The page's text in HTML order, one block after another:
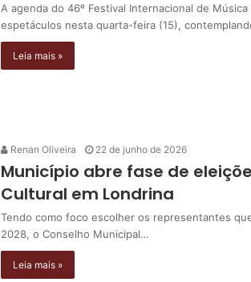
A agenda do 46º Festival Internacional de
espetáculos nesta quarta-feira (15),
Leia mais »
Renan Oliveira 22 de junho de 2026
Município abre fase de
Cultural em Londrina
Tendo como foco escolher os representantes
2028, o Conselho Municipal…
Leia mais »